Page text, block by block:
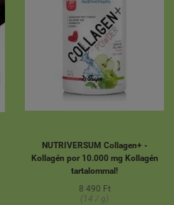
NUTRIVERSUM Collagen+ -
Kollagén por 10.000 mg Kollagén
tartalommal!
8 490 Ft
(14 / g)